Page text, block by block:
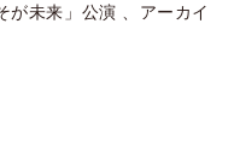
未来」公演 、アーカイ